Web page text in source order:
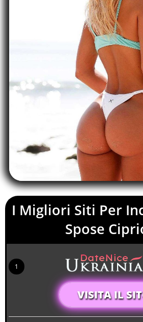
I Migliori Siti Per
Spose
1
VISITA IL